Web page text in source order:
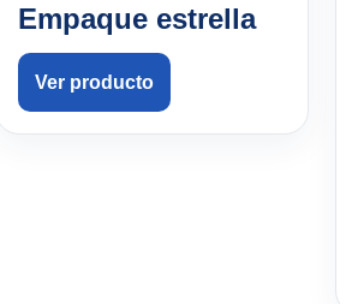
Empaque estrella
Ver producto